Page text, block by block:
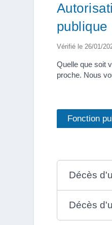
publique
Vérifié le 26/01/
Quelle que soit
proche. Nous
Fonction
Décès
Décès